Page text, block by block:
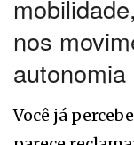
nos
Você já